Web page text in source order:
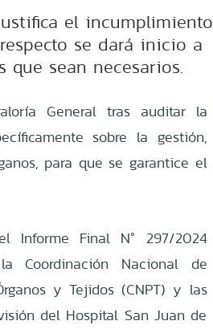
el incumplimiento
se dará inicio a
sean necesarios.
General tras auditar la
sobre la gestión,
para que se garantice el
Informe Final N° 297/2024
Coordinación Nacional de
y Tejidos (CNPT) y las
del Hospital San Juan de